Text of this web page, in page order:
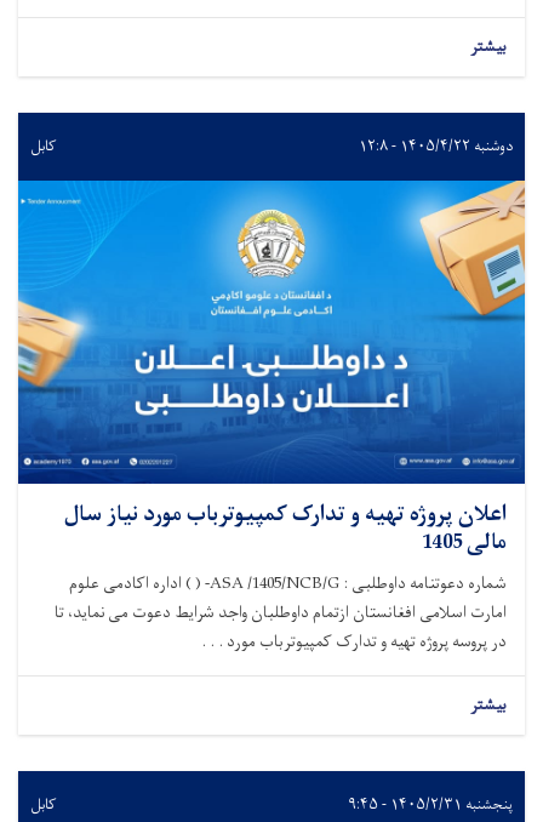
بیشتر
دوشنبه ۱۴۰۵/۴/۲۲ - ۱۲:۸ کابل
اعلان پروژه تهیه و تدارک کمپیوترباب مورد نیاز سال
مالی 1405
شماره دعوتنامه داوطلبی : ASA /1405/NCB/G- ( ) اداره اکادمی علوم
امارت اسلامی افغانستان ازتمام داوطلبان واجد شرایط دعوت می نماید، تا
در پروسه پروژه تهیه و تدارک کمپیوترباب مورد . . .
بیشتر
پنجشنبه ۱۴۰۵/۲/۳۱ - ۹:۴۵ کابل